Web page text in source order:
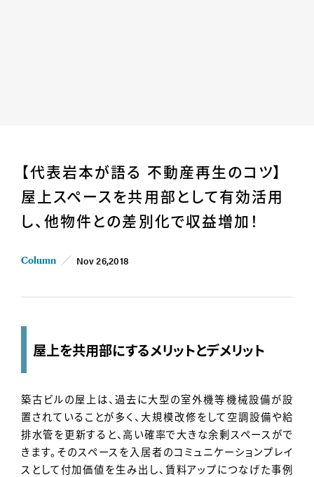
【代表岩本が語る 不動産再生のコツ】
屋上スペースを共用部として有効活用
し、他物件との差別化で収益増加！
Column Nov 26,2018
屋上を共用部にするメリットとデメリット
築古ビルの屋上は、過去に大型の室外機等機械設備が設
置されていることが多く、大規模改修をして空調設備や給
排水管を更新すると、高い確率で大きな余剰スペースがで
きます。そのスペースを入居者のコミュニケーションプレイ
スとして付加価値を生み出し、賃料アップにつなげた事例
Business
For Owner
Works
Cases
Company
Career/Recruit
Movies
IR
Contact